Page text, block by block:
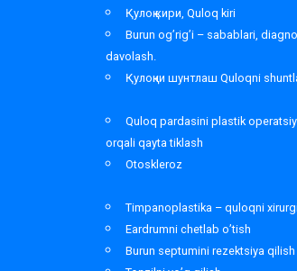
Қулоқ кири, Quloq kiri
Burun og’rig’i – sabablari,
davolash.
Қулоқни шунтлаш Quloqni
Quloq pardasini plastik
orqali qayta tiklash
Otoskleroz
Timpanoplastika – quloqni
Eardrumni chetlab o’tish
Burun septumini rezektsiya qilish